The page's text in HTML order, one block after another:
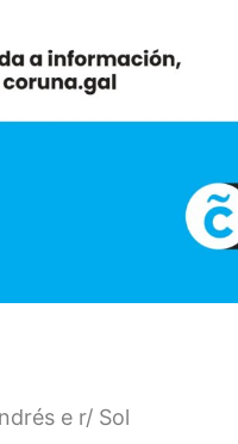
e r/ Sol